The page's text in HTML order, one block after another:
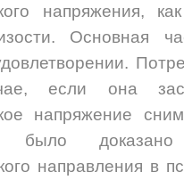
напряжения,
Основная
если она
напряжение
было доказано
направления в